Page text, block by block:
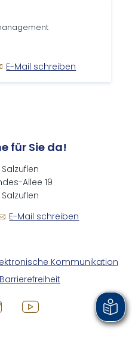
E-Mail schreiben
für Sie da!
Allee 19
E-Mail schreiben
Kommunikation
Barrierefreiheit